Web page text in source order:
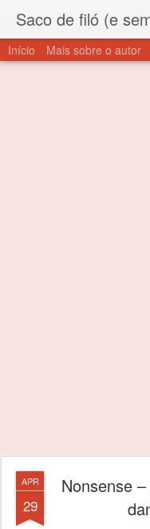
Saco de filó (e
Início Mais sobre o autor
APR
29
Nonsense